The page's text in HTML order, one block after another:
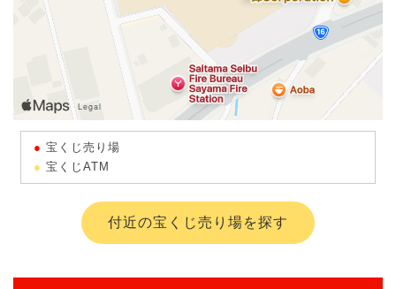
宝くじ売り場
宝くじATM
付近の宝くじ売り場を探す